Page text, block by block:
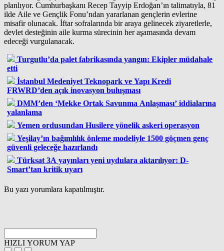
planlıyor. Cumhurbaşkanı Recep Tayyip Erdoğan’ın talimatıyla, 81
ilde Aile ve Gençlik Fonu’ndan yararlanan gençlerin evlerine
misafir olunacak. İftar sofralarında bir araya gelinecek ziyaretlerle,
devlet desteğinin aile kurma sürecinin her aşamasında devam
edeceği vurgulanacak.
Turgutlu’da palet fabrikasında yangın: Ekipler müdahale
etti
İstanbul Medeniyet Teknopark ve Yapı Kredi
FRWRD’den açık inovasyon buluşması
DMM’den ‘Mekke Ortak Savunma Anlaşması’ iddialarına
yalanlama
Yemen ordusundan Husilere yönelik askeri operasyon
Yeşilay’ın bağımlılık önleme modeliyle 1500 göçmen genç
güvenli geleceğe hazırlandı
Türksat 3A yayınları yeni uydulara aktarılıyor: D-
Smart’tan kritik uyarı
Bu yazı yorumlara kapatılmıştır.
HIZLI YORUM YAP